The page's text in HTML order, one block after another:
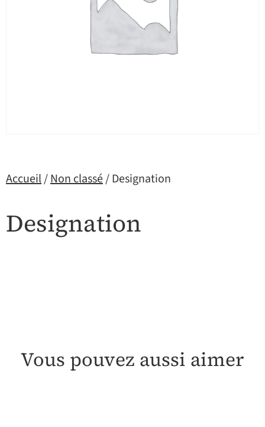
Accueil/Non classé/ Designation
Designation
Vous pouvez aussi aimer